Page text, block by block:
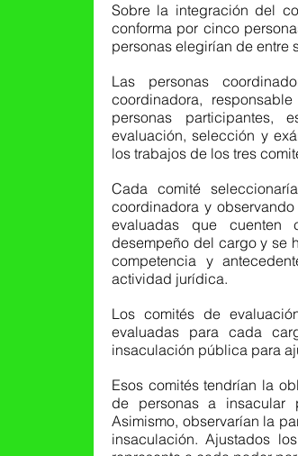
Sobre la integración del
conforma por cinco
personas elegirían de entre
Las personas
coordinadora,
personas participantes,
evaluación, selección y
los trabajos de los tres
Cada comité
coordinadora y
evaluadas que cuenten
desempeño del cargo y se
competencia y
actividad jurídica.
Los comités de
evaluadas para cada
insaculación pública para
Esos comités tendrían la
de personas a insacular
Asimismo, observarían la
insaculación. Ajustados